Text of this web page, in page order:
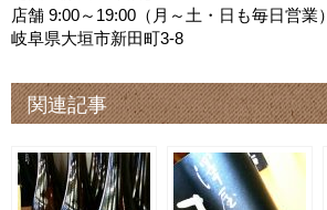
店舗 9:00～19:00（月～土・日も毎日営業）
岐阜県大垣市新田町3-8
関連記事